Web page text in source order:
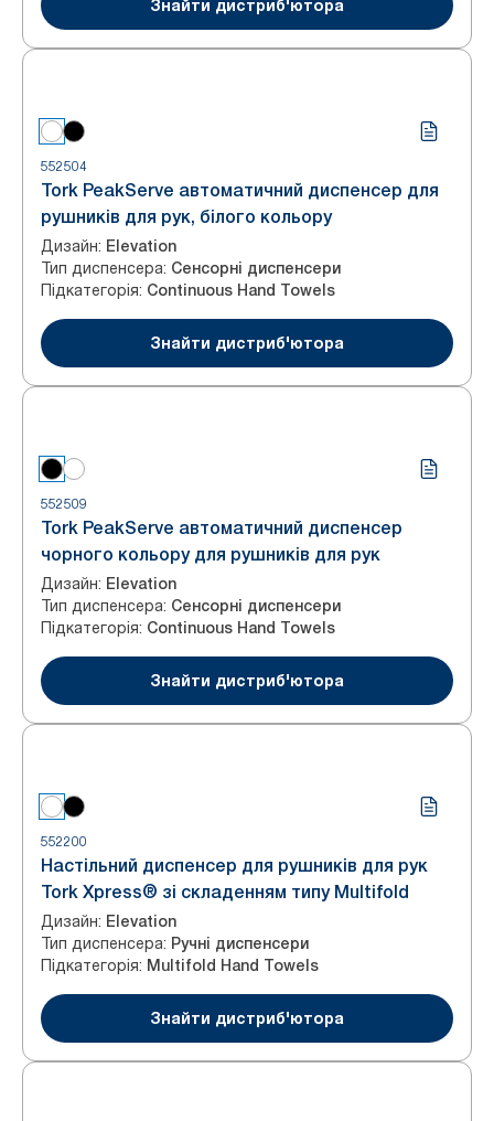
Знайти дистриб'ютора
552504
Tork PeakServe автоматичний диспенсер для
рушників для рук, білого кольору
Дизайн: Elevation
Тип диспенсера: Сенсорні диспенсери
Підкатегорія: Continuous Hand Towels
Знайти дистриб'ютора
552509
Tork PeakServe автоматичний диспенсер
чорного кольору для рушників для рук
Дизайн: Elevation
Тип диспенсера: Сенсорні диспенсери
Підкатегорія: Continuous Hand Towels
Знайти дистриб'ютора
552200
Настільний диспенсер для рушників для рук
Tork Xpress® зі складенням типу Multifold
Дизайн: Elevation
Тип диспенсера: Ручні диспенсери
Підкатегорія: Multifold Hand Towels
Знайти дистриб'ютора